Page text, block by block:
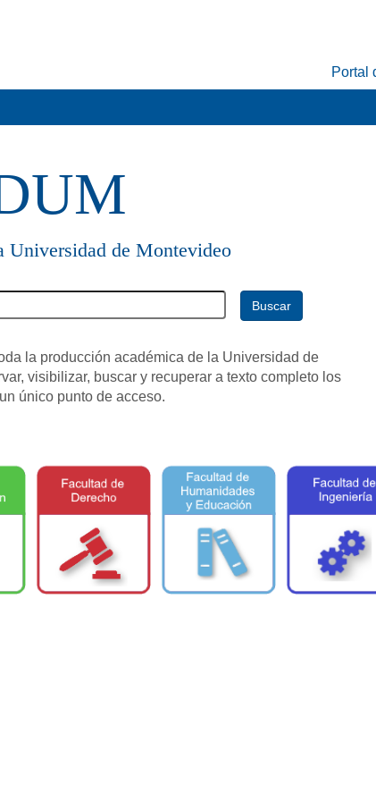
Portal
de Montevideo
Buscar
la producción académica de la Universidad de
visibilizar, buscar y recuperar a texto completo los
único punto de acceso.